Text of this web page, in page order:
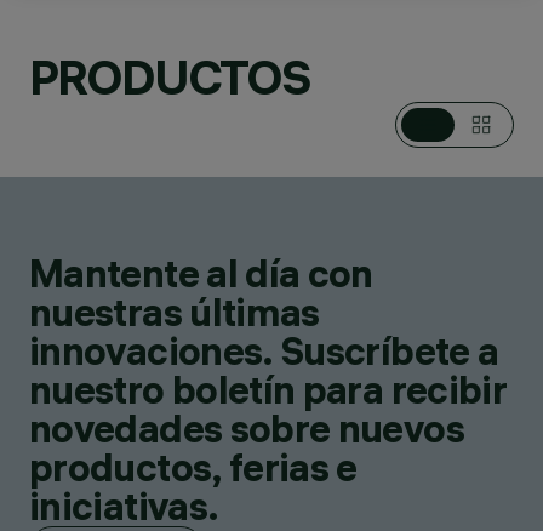
PROYECTORES
MÚLTIPLES DE POSTE
PROYECTORES PARA
EXTERIOR
PRODUCTOS
PRODUCTOS
Mantente al día con
nuestras últimas
innovaciones. Suscríbete a
nuestro boletín para recibir
novedades sobre nuevos
productos, ferias e
iniciativas.